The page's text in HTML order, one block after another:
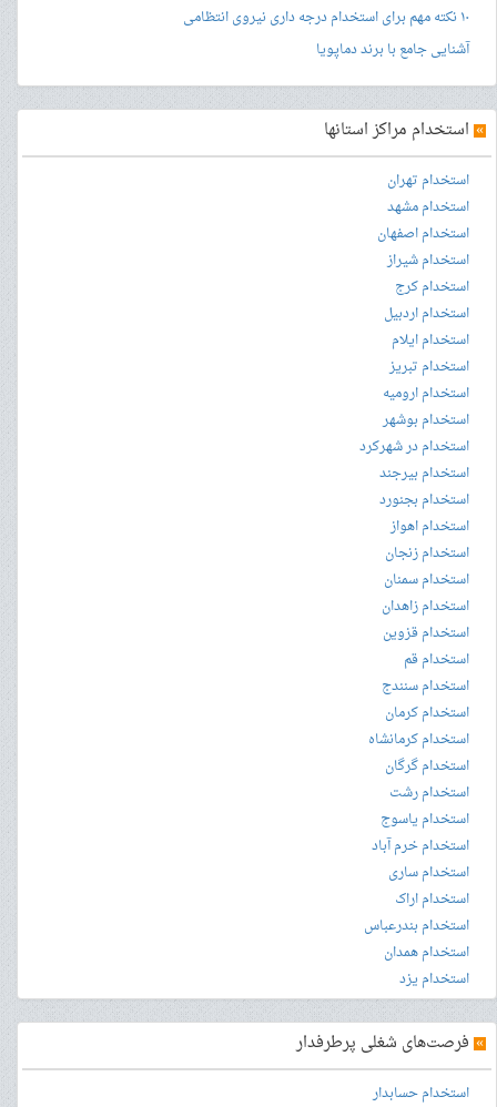
۱۰ نکته مهم برای استخدام درجه داری نیروی انتظامی
آشنایی جامع با برند دماپویا
» استخدام مراکز استانها
استخدام تهران
استخدام مشهد
استخدام اصفهان
استخدام شیراز
استخدام کرج
استخدام اردبیل
استخدام ایلام
استخدام تبریز
استخدام ارومیه
استخدام بوشهر
استخدام در شهرکرد
استخدام بیرجند
استخدام بجنورد
استخدام اهواز
استخدام زنجان
استخدام سمنان
استخدام زاهدان
استخدام قزوین
استخدام قم
استخدام سنندج
استخدام کرمان
استخدام کرمانشاه
استخدام گرگان
استخدام رشت
استخدام یاسوج
استخدام خرم آباد
استخدام ساری
استخدام اراک
استخدام بندرعباس
استخدام همدان
استخدام یزد
» فرصت‌های شغلی پرطرفدار
استخدام حسابدار